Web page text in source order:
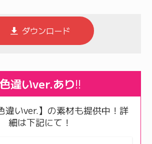
ダウンロード
色違いver.あり!!
違いver.】の素材も提供中！詳
細は下記にて！